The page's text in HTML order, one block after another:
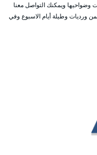
وضواحيها ويمكنك التواصل معنا
نعمل على مدار 24 ساعة وضمن ورديات وطيلة أيام الاسبوع وفي